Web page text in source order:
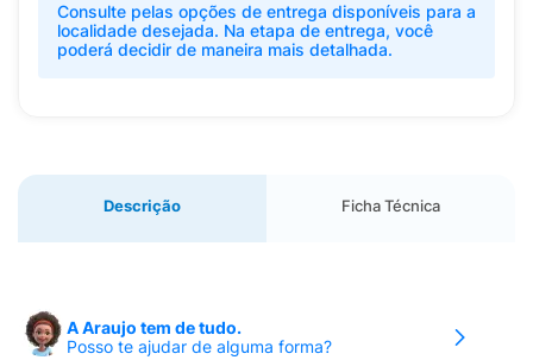
Consulte pelas opções de entrega disponíveis para a
localidade desejada. Na etapa de entrega, você
poderá decidir de maneira mais detalhada.
Descrição Ficha Técnica
A Araujo tem de tudo.
Posso te ajudar de alguma forma?